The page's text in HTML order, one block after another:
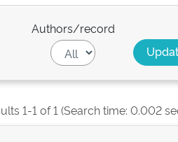
Authors/record
1-1 of 1 (Search time: 0.002